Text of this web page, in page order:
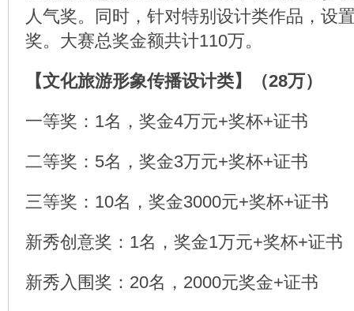
人气奖。同时，针对特别设计类作品，设
奖。大赛总奖金额共计110万。
【文化旅游形象传播设计类】（28万）
一等奖：1名，奖金4万元+奖杯+证书
二等奖：5名，奖金3万元+奖杯+证书
三等奖：10名，奖金3000元+奖杯+证书
新秀创意奖：1名，奖金1万元+奖杯+证书
新秀入围奖：20名，2000元奖金+证书